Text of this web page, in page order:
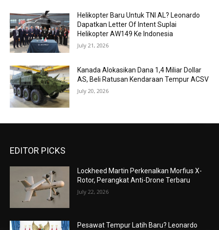
Helikopter Baru Untuk TNI AL? Leonardo
Dapatkan Letter Of Intent Suplai
Helikopter AW149 Ke Indonesia
July 21, 2026
Kanada Alokasikan Dana 1,4 Miliar Dollar
AS, Beli Ratusan Kendaraan Tempur ACSV
July 20, 2026
EDITOR PICKS
Lockheed Martin Perkenalkan Morfius X-
Rotor, Perangkat Anti-Drone Terbaru
July 22, 2026
Pesawat Tempur Latih Baru? Leonardo